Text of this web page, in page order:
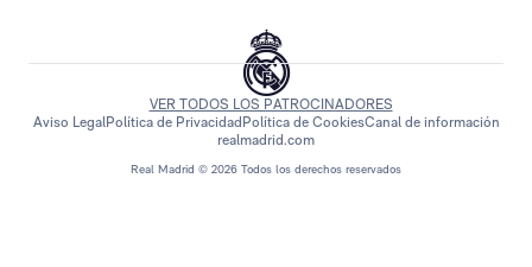
Real Madrid © 2026 Todos los derechos reservados
VER TODOS LOS PATROCINADORES
Aviso LegalPolítica de PrivacidadPolítica de CookiesCanal de información
realmadrid.com